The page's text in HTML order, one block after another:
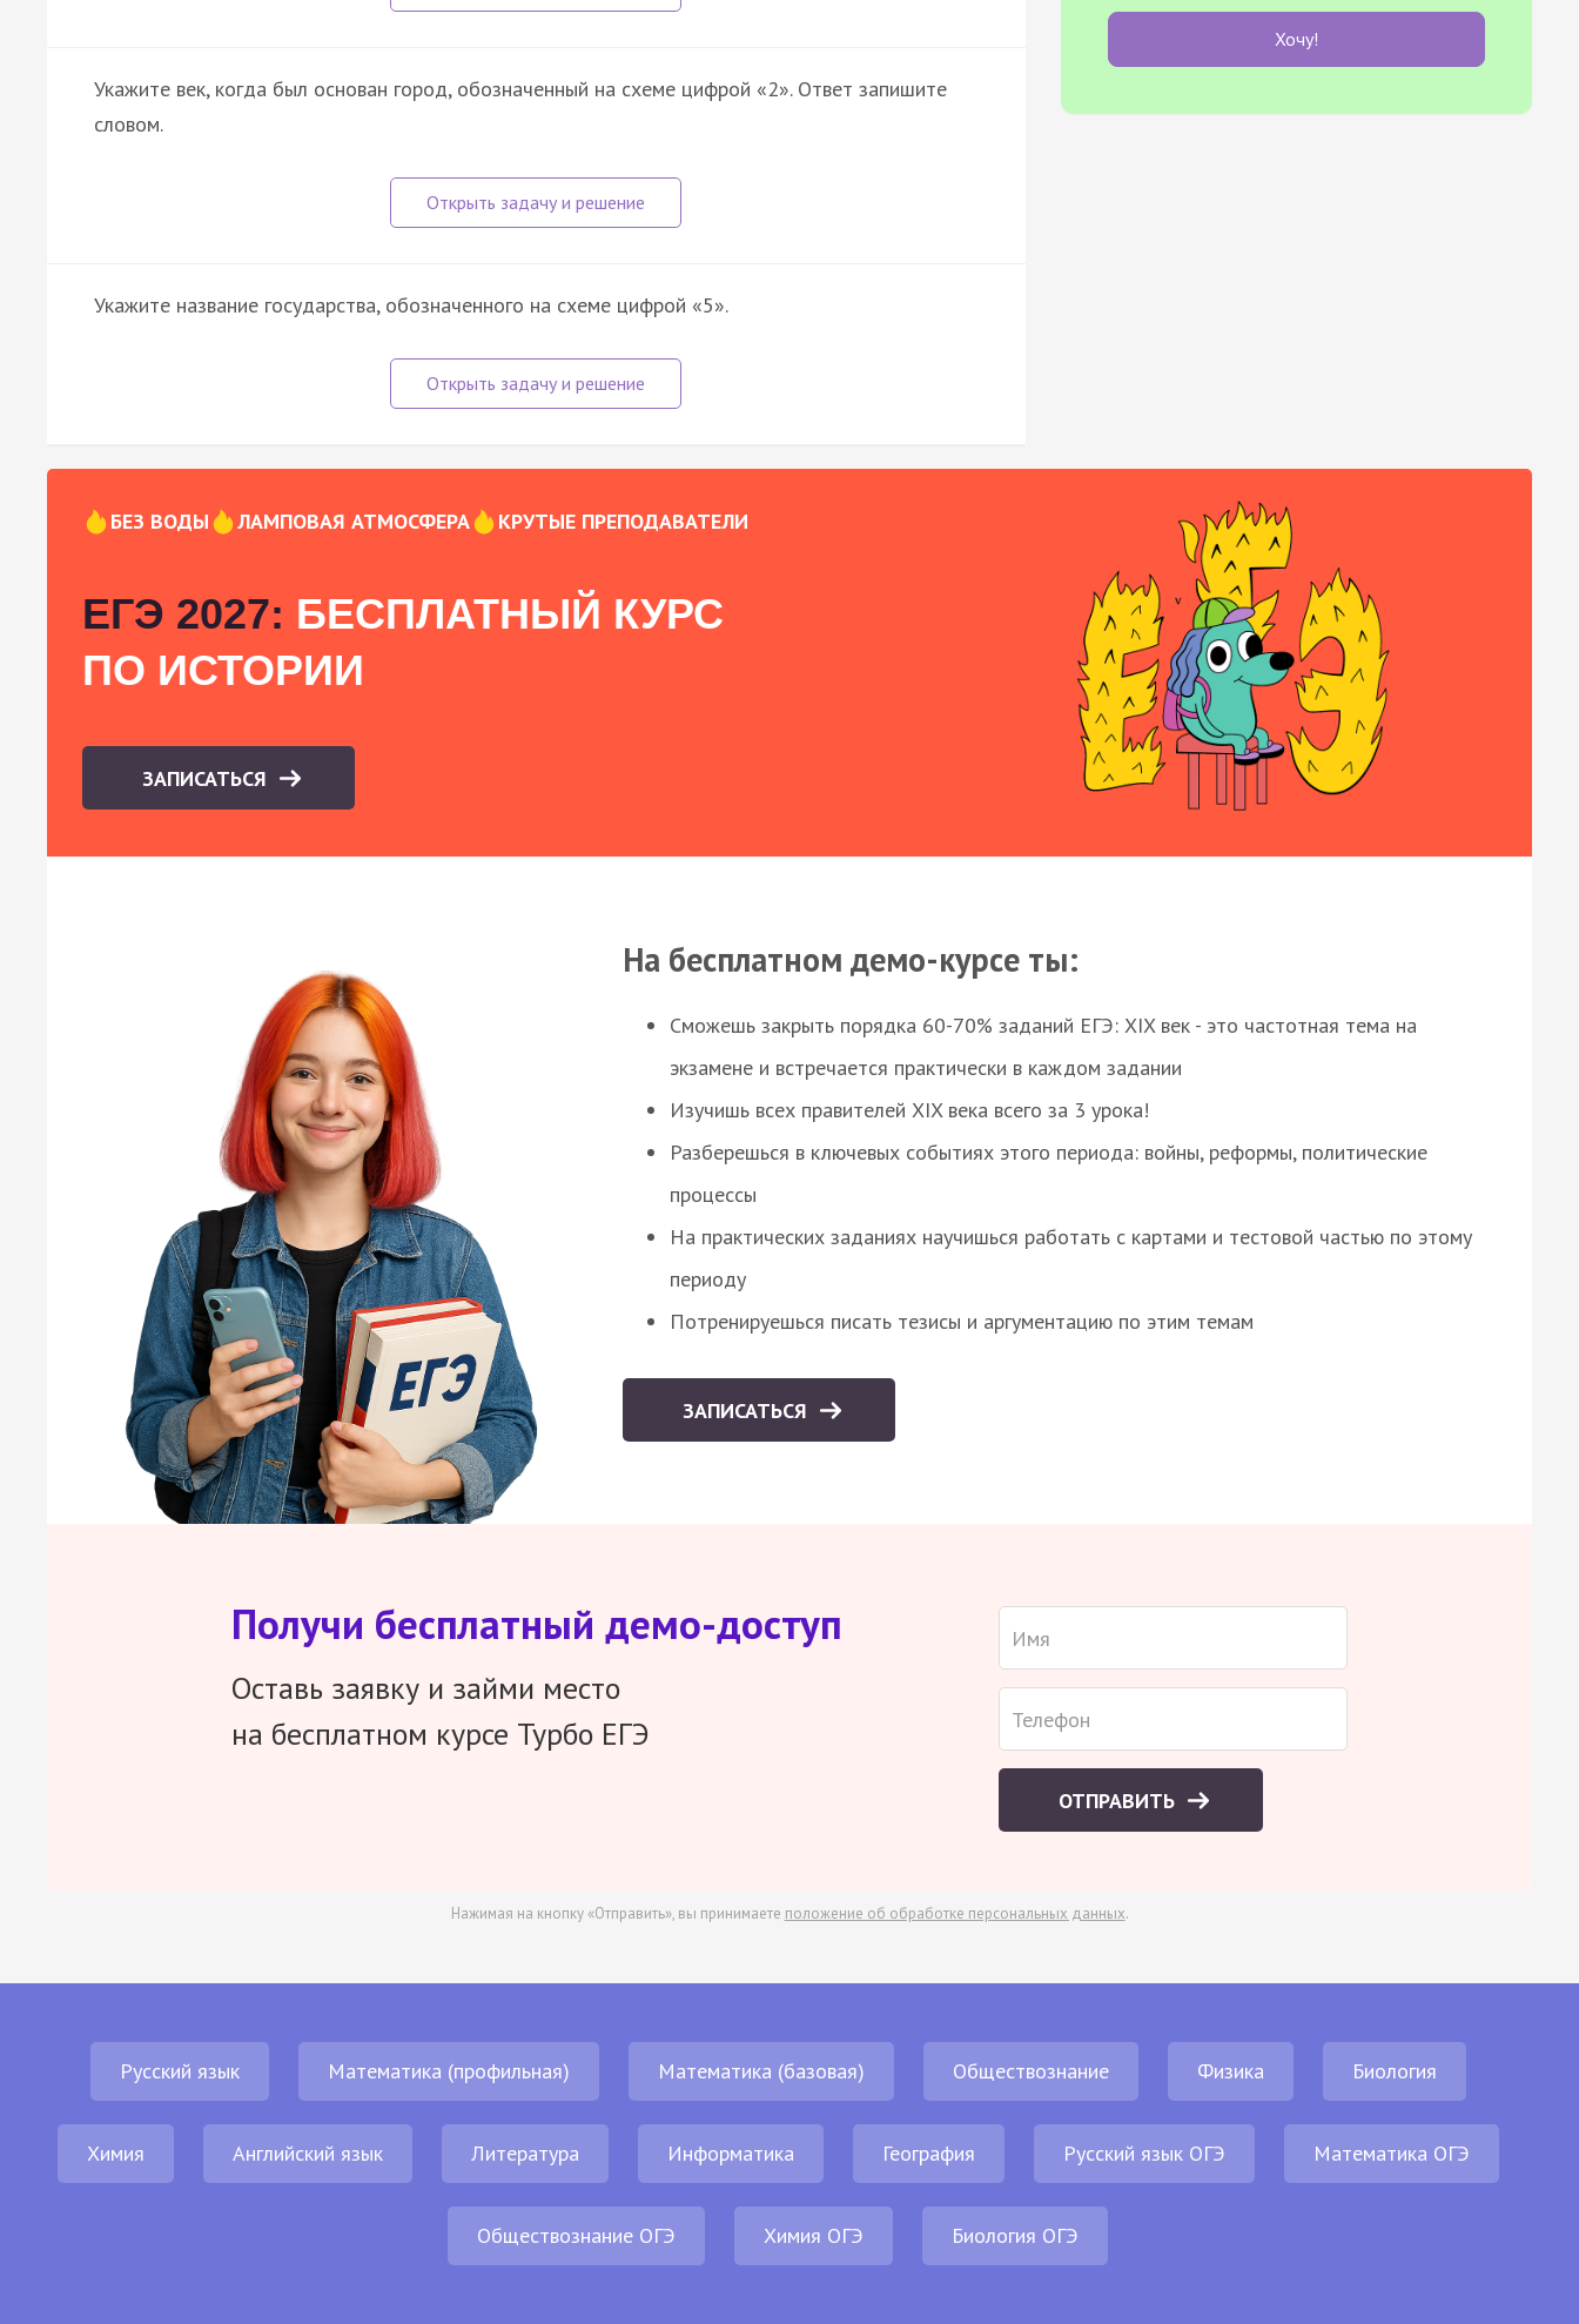
Укажите век, когда был основан город, обозначенный на схеме цифрой «2». Ответ запишите
словом.
Укажите название государства, обозначенного на схеме цифрой «5».
Хочу!
БЕЗ ВОДЫ ЛАМПОВАЯ АТМОСФЕРА КРУТЫЕ ПРЕПОДАВАТЕЛИ
ЕГЭ 2027: БЕСПЛАТНЫЙ КУРС
ПО ИСТОРИИ
ЗАПИСАТЬСЯ
На бесплатном демо-курсе ты:
Сможешь закрыть порядка 60-70% заданий ЕГЭ: XIX век - это частотная тема на
экзамене и встречается практически в каждом задании
Изучишь всех правителей XIX века всего за 3 урока!
Разберешься в ключевых событиях этого периода: войны, реформы, политические
процессы
На практических заданиях научишься работать с картами и тестовой частью по этому
периоду
Потренируешься писать тезисы и аргументацию по этим темам
ЗАПИСАТЬСЯ
Получи бесплатный демо-доступ
Оставь заявку и займи место
на бесплатном курсе Турбо ЕГЭ
ОТПРАВИТЬ
Нажимая на кнопку «Отправить», вы принимаете положение об обработке персональных данных.
Русский язык Математика (профильная) Математика (базовая) Обществознание Физика Биология
Химия Английский язык Литература Информатика География Русский язык ОГЭ Математика ОГЭ
Обществознание ОГЭ Химия ОГЭ Биология ОГЭ